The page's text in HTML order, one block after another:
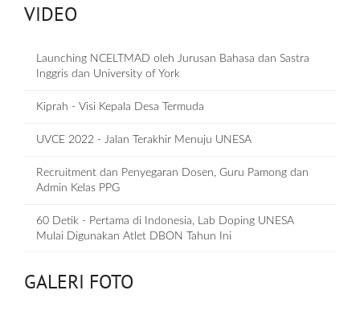
VIDEO
Launching NCELTMAD oleh Jurusan Bahasa dan Sastra
Inggris dan University of York
Kiprah - Visi Kepala Desa Termuda
UVCE 2022 - Jalan Terakhir Menuju UNESA
Recruitment dan Penyegaran Dosen, Guru Pamong dan
Admin Kelas PPG
60 Detik - Pertama di Indonesia, Lab Doping UNESA
Mulai Digunakan Atlet DBON Tahun Ini
GALERI FOTO